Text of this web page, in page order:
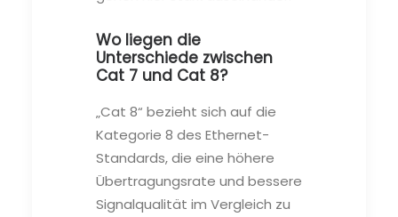
Wo liegen die
Unterschiede zwischen
Cat 7 und Cat 8?
„Cat 8“ bezieht sich auf die
Kategorie 8 des Ethernet-
Standards, die eine höhere
Übertragungsrate und bessere
Signalqualität im Vergleich zu